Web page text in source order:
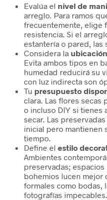
Evalúa el nivel de
arreglo. Para ramos
frecuentemente, elige
resistencia. Si el
estantería o pared, las
Considera la
Evita ambos tipos en
humedad reducirá su
con luz indirecta son
Tu presupuesto
clara. Las flores secas
o incluso DIY si tienes
secar. Las
inicial pero mantienen
tiempo.
Define el estilo
Ambientes
preservadas;
bohemios lucen mejor
formales como bodas,
fotografías impecables.